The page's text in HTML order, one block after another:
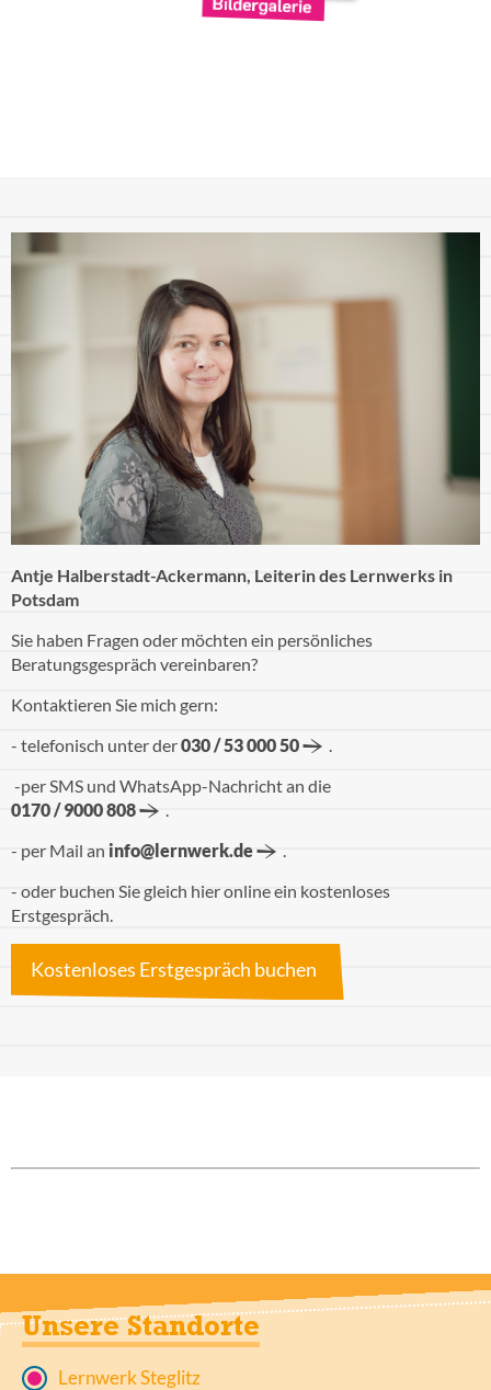
Antje Halberstadt-Ackermann, Leiterin des Lernwerks in
Potsdam
Sie haben Fragen oder möchten ein persönliches
Beratungsgespräch vereinbaren?
Kontaktieren Sie mich gern:
- telefonisch unter der030 / 53 000 50
.
-per SMS und WhatsApp-Nachricht an die
0170 / 9000 808
.
- per Mail an info@lernwerk.de
.
- oder buchen Sie gleich hier online ein kostenloses
Erstgespräch.
Kostenloses Erstgespräch buchen
Unsere Standorte
Lernwerk Steglitz